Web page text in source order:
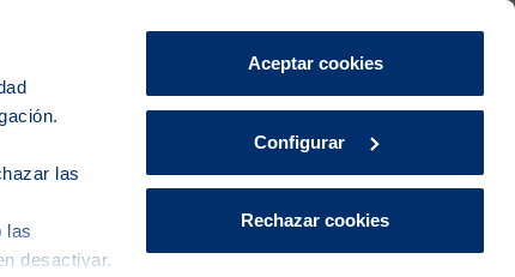
las
las
desactivar.
Aceptar cookies
Configurar
Rechazar cookies
CA ES Área de Clientes
Actualidad